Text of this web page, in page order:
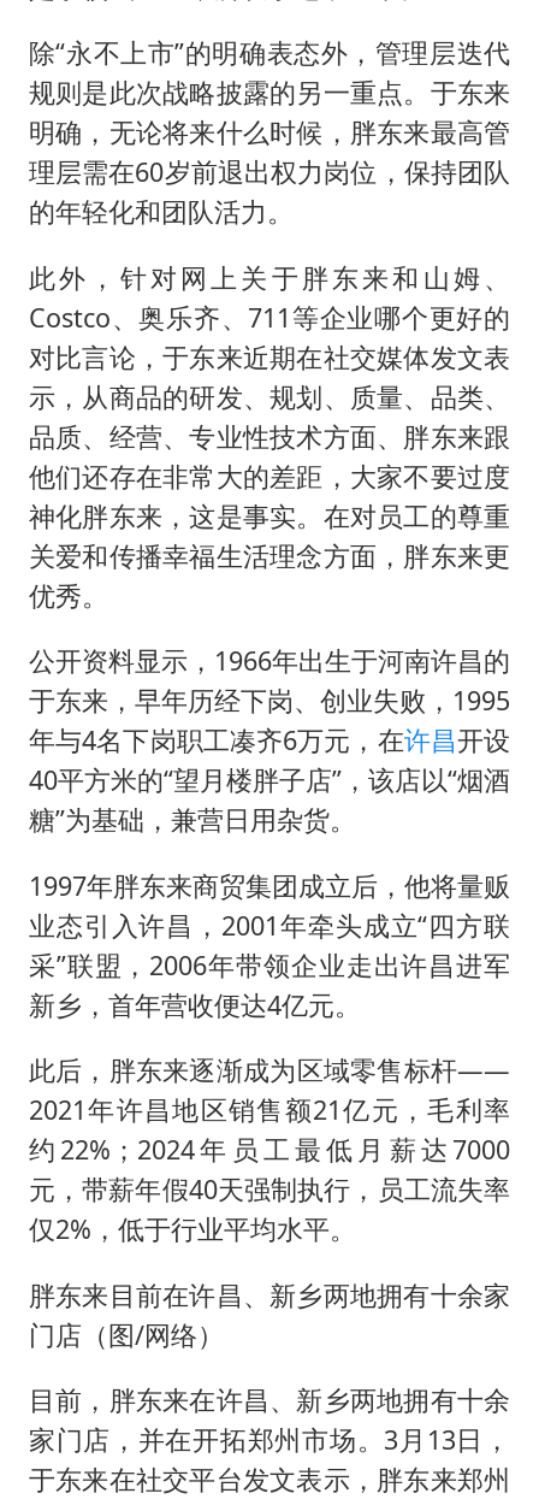
除“永不上市”的明确表态外，管理层迭代
规则是此次战略披露的另一重点。于东来
明确，无论将来什么时候，胖东来最高管
理层需在60岁前退出权力岗位，保持团队
的年轻化和团队活力。
此外，针对网上关于胖东来和山姆、
Costco、奥乐齐、711等企业哪个更好的
对比言论，于东来近期在社交媒体发文表
示，从商品的研发、规划、质量、品类、
品质、经营、专业性技术方面、胖东来跟
他们还存在非常大的差距，大家不要过度
神化胖东来，这是事实。在对员工的尊重
关爱和传播幸福生活理念方面，胖东来更
优秀。
公开资料显示，1966年出生于河南许昌的
于东来，早年历经下岗、创业失败，1995
年与4名下岗职工凑齐6万元，在许昌开设
40平方米的“望月楼胖子店”，该店以“烟酒
糖”为基础，兼营日用杂货。
1997年胖东来商贸集团成立后，他将量贩
业态引入许昌，2001年牵头成立“四方联
采”联盟，2006年带领企业走出许昌进军
新乡，首年营收便达4亿元。
此后，胖东来逐渐成为区域零售标杆——
2021年许昌地区销售额21亿元，毛利率
约22%；2024年员工最低月薪达7000
元，带薪年假40天强制执行，员工流失率
仅2%，低于行业平均水平。
胖东来目前在许昌、新乡两地拥有十余家
门店（图/网络）
目前，胖东来在许昌、新乡两地拥有十余
家门店，并在开拓郑州市场。3月13日，
于东来在社交平台发文表示，胖东来郑州